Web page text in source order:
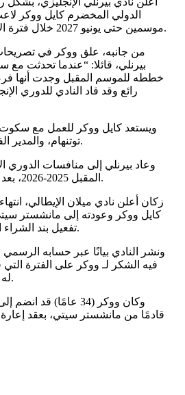
الدولي المخضرم كايل ووكر
موسمين حتى يونيو 2027 خلال فترة الانتقالات الصيفية الجارية.
من جانبه، علق ووكر في
بيرنلي، قائلا: “عندما تحدثت
خططه للموسم المقبل وجدت أنها
ويستعد كايل ووكر للعمل مع سكوت
توتنهام، والمدير الفني الحالي لفريق بيرنلي.
وعاد بيرنلي إلى منافسات الدوري
المقبل 2025-2026، بعد الهبوط الموسم الماضي.
زكان أعلن نادي ميلان الإيطالي،
كايل ووكر وعودته إلى مانشستر
تفعيل بند الشراء المضمن في عقد الإعارة.
ونشر النادي بيانًا عبر حسابه
فيه الشكر لـ ووكر على الفترة التي
له التوفيق المرحلة المقبلة.
وكان ووكر (34 عامًا)
قادمًا من مانشستر سيتي، بعقد